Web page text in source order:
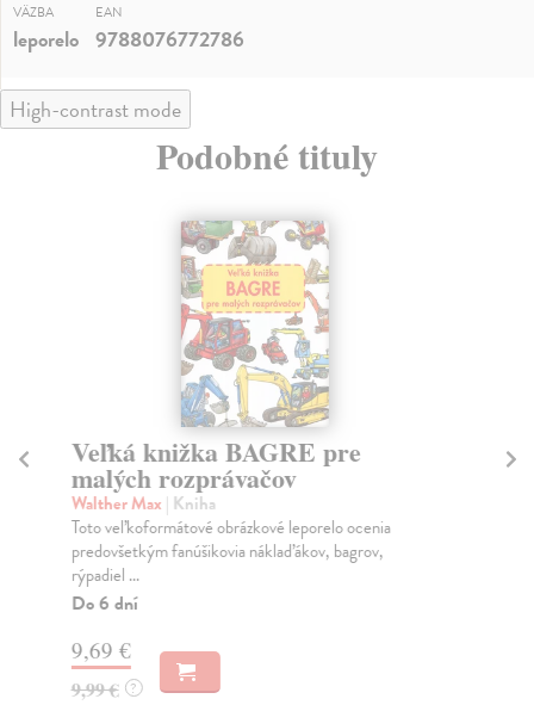
VÄZBA
leporelo
EAN
9788076772786
High-contrast mode
Podobné tituly
Veľká knižka BAGRE pre
malých rozprávačov
Walther Max | Kniha
Toto veľkoformátové obrázkové leporelo ocenia
predovšetkým fanúšikovia náklaďákov, bagrov,
rýpadiel ...
Do 6 dní
9,69 €
9,99 € ?